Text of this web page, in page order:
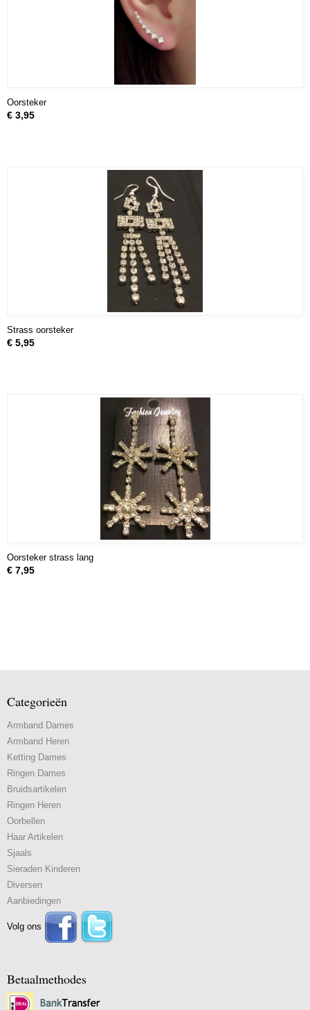
Oorsteker
€ 3,95
Strass oorsteker
€ 5,95
Oorsteker strass lang
€ 7,95
Categorieën
Armband Dames
Armband Heren
Ketting Dames
Ringen Dames
Bruidsartikelen
Ringen Heren
Oorbellen
Haar Artikelen
Sjaals
Sieraden Kinderen
Diversen
Aanbiedingen
Volg ons
Betaalmethodes